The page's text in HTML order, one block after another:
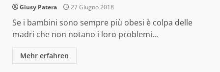
Giusy Patera 27 Giugno 2018
Se i bambini sono sempre più obesi è colpa delle
madri che non notano i loro problemi...
Mehr erfahren